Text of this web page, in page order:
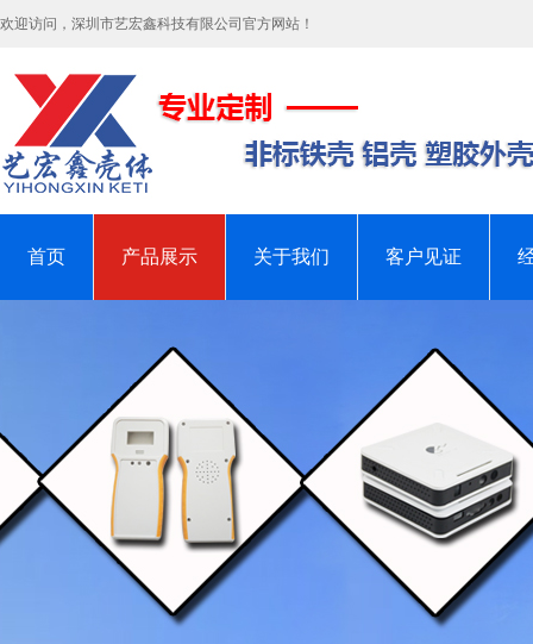
欢迎访问，深圳市艺宏鑫科技有限公司官方网站！
首页 产品展示 关于我们 客户见证